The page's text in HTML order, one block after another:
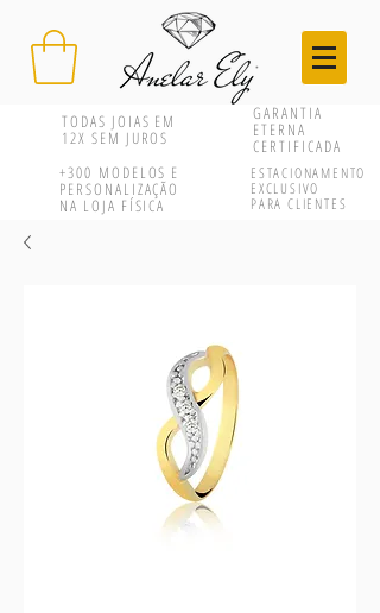
TODAS JOIAS EM
12X SEM JUROS
GARANTIA
ETERNA
CERTIFICADA
+300 MODELOS E
PERSONALIZAÇÃO
NA LOJA FÍSICA
ESTACIONAMENTO
EXCLUSIVO
PARA CLIENTES